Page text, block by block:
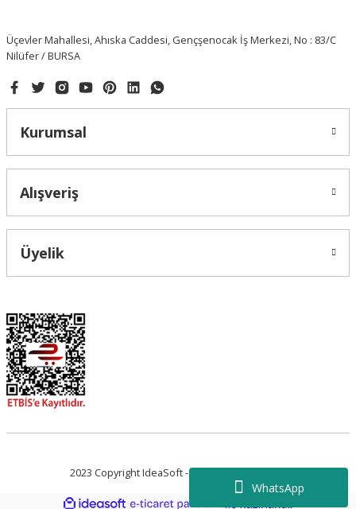
WhatsApp
Üçevler Mahallesi, Ahıska Caddesi, Gençşenocak İş Merkezi, No : 83/C
Nilüfer / BURSA
Kurumsal
Alışveriş
Üyelik
2023 Copyright IdeaSoft - Tüm Hakları Saklıdır.
ideasoft